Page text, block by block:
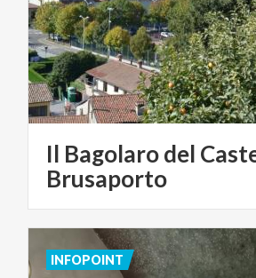
Il Bagolaro del
Brusaporto
INFOPOINT